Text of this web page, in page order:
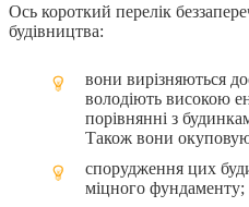
Ось короткий перелік
будівництва:
вони вирізняються
володіють високою
порівнянні з
Також вони
спорудження цих
міцного фундаменту;